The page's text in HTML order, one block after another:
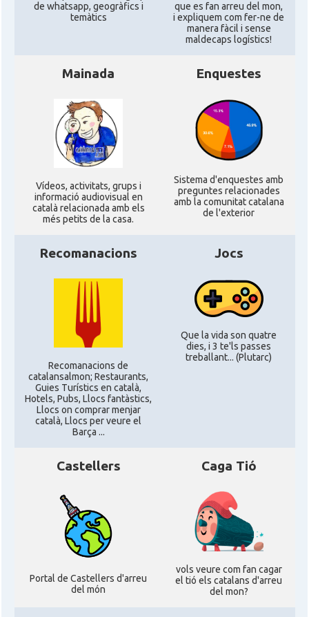
de whatsapp, geogràfics i
temàtics
que es fan arreu del mon,
i expliquem com fer-ne de
manera fàcil i sense
maldecaps logí­stics!
Mainada
Ví­deos, activitats, grups i
informació audiovisual en
català relacionada amb els
més petits de la casa.
Enquestes
Sistema d'enquestes amb
preguntes relacionades
amb la comunitat catalana
de l'exterior
Recomanacions
Recomanacions de
catalansalmon; Restaurants,
Guies Turístics en català,
Hotels, Pubs, Llocs fantàstics,
Llocs on comprar menjar
català, Llocs per veure el
Barça ...
Jocs
Que la vida son quatre
dies, i 3 te'ls passes
treballant... (Plutarc)
Castellers
Portal de Castellers d'arreu
del món
Caga Tió
vols veure com fan cagar
el tió els catalans d'arreu
del mon?